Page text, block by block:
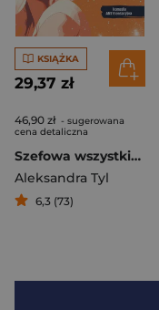
KSIĄŻKA
29,37 zł
46,90 zł - sugerowana
cena detaliczna
Szefowa wszystkich szefów
Aleksandra Tyl
6,3 (73)